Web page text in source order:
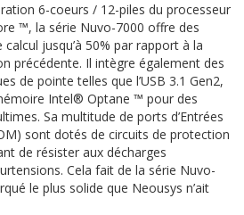
6-coeurs / 12-piles du processeur
™, la série Nuvo-7000 offre des
jusqu’à 50% par rapport à la
précédente. Il intègre également des
de pointe telles que l’USB 3.1 Gen2,
Intel® Optane ™ pour des
Sa multitude de ports d’Entrées
sont dotés de circuits de protection
de résister aux décharges
Cela fait de la série Nuvo-
le plus solide que Neousys n’ait